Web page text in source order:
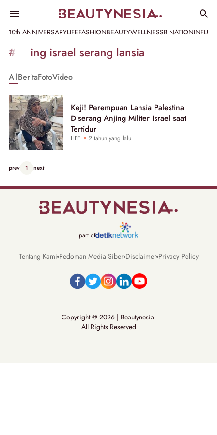
10th ANNIVERSARYLIFEFASHIONBEAUTYWELLNESSB-NATION
Informasi
[GET_DATA_TITLE]
Beautynesia
#anjing israel serang lansia
AllBeritaFotoVideo
Keji! Perempuan Lansia Palestina
Diserang Anjing Militer Israel saat
Tertidur
LIFE 2 tahun yang lalu
prev 1 next
part of
Tentang Kami Pedoman Media Siber Disclaimer Privacy Policy
Copyright @ 2026 | Beautynesia.
All Rights Reserved